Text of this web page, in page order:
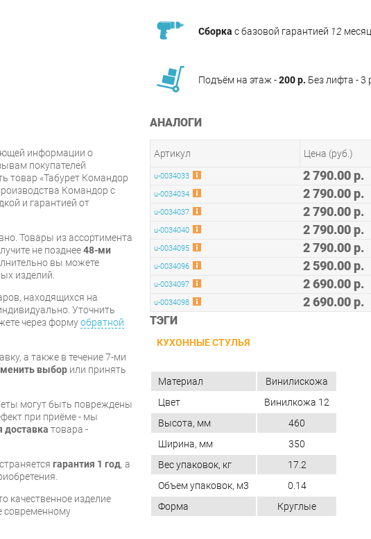
Сборка с базовой гарантией 12
Подъём на этаж -200 р. Без лифта - 3
АНАЛОГИ
Артикул Цена (руб.)
u-0034033 2 790.00 р.
u-0034034 2 790.00 р.
u-0034037 2 790.00 р.
u-0034040 2 790.00 р.
u-0034095 2 790.00 р.
u-0034096 2 590.00 р.
u-0034097 2 690.00 р.
u-0034098 2 690.00 р.
ТЭГИ
КУХОННЫЕ СТУЛЬЯ
информации о
покупателей
товар «Табурет Командор
Командор с
и гарантией от
Товары из ассортимента
не позднее48-ми
вы можете
изделий.
находящихся на
Уточнить
через формуобратной
а также в течение 7-ми
выбор или принять
могут быть повреждены
при приёме - мы
доставка товара -
гарантия 1 год, а
качественное изделие
современному
Материал
Винилискожа
Цвет
Винилкожа 12
Высота, мм
460
Ширина, мм
350
Вес упаковок, кг
17.2
Объем упаковок, м3
0.14
Форма
Круглые